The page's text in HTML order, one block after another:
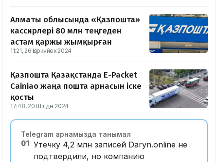
Алматы облысында «Қазпошта»
кассирлері 80 млн теңгеден
астам қаржы жымқырған
11:21, 26 Қыркүйек 2024
Қазпошта Қазақстанда E-Packet
Cainiao жаңа пошта арнасын іске
қосты
17:48, 20 Шілде 2024
Telegram арнамызда танымал
01 Утечку 4,2 млн записей Daryn.online не
подтвердили, но компанию